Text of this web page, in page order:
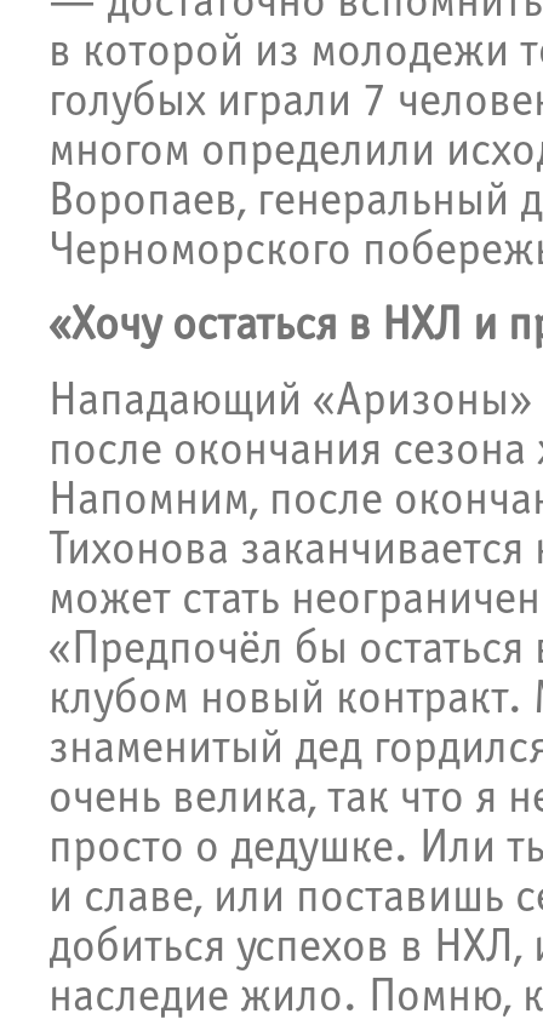
в которой из молодежи
голубых играли 7
многом определили
Воропаев, генеральный
Черноморского
«Хочу остаться в НХЛ и
Нападающий «Аризоны»
после окончания сезона
Напомним, после
Тихонова
может стать
«Предпочёл бы
клубом новый контракт.
знаменитый дед
очень велика, так что я
просто о дедушке. Или
и славе, или поставишь
добиться успехов в НХЛ,
наследие жило. Помню,